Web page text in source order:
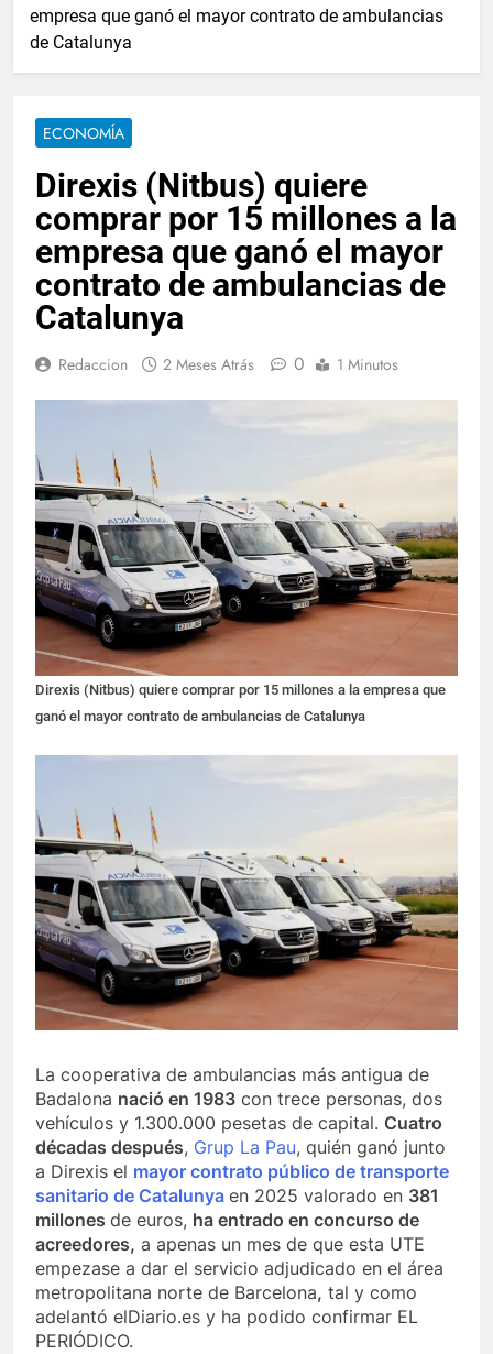
empresa que ganó el mayor contrato de ambulancias
de Catalunya
ECONOMÍA
Direxis (Nitbus) quiere
comprar por 15 millones a la
empresa que ganó el mayor
contrato de ambulancias de
Catalunya
Redaccion 2 Meses Atrás 0 1 Minutos
Direxis (Nitbus) quiere comprar por 15 millones a la empresa que
ganó el mayor contrato de ambulancias de Catalunya
La cooperativa de ambulancias más antigua de
Badalona nació en 1983 con trece personas, dos
vehículos y 1.300.000 pesetas de capital. Cuatro
décadas después, Grup La Pau, quién ganó junto
a Direxis el mayor contrato público de transporte
sanitario de Catalunya en 2025 valorado en 381
millones de euros, ha entrado en concurso de
acreedores, a apenas un mes de que esta UTE
empezase a dar el servicio adjudicado en el área
metropolitana norte de Barcelona, tal y como
adelantó elDiario.es y ha podido confirmar EL
PERIÓDICO.